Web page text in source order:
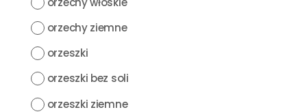
orzechy ziemne
orzeszki
orzeszki bez soli
orzeszki ziemne